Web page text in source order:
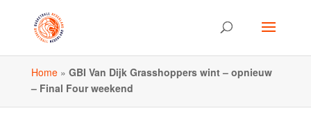
Home» GBI Van Dijk Grasshoppers wint – opnieuw
– Final Four weekend